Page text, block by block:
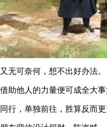
无可奈何，想不出好办法。
助他人的力量便可成全大事
行，单独前往，胜算反而更